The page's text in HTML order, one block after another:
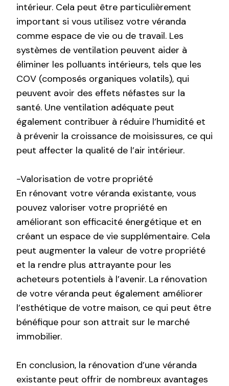
intérieur. Cela peut être particulièrement
important si vous utilisez votre véranda
comme espace de vie ou de travail. Les
systèmes de ventilation peuvent aider à
éliminer les polluants intérieurs, tels que les
COV (composés organiques volatils), qui
peuvent avoir des effets néfastes sur la
santé. Une ventilation adéquate peut
également contribuer à réduire l’humidité et
à prévenir la croissance de moisissures, ce qui
peut affecter la qualité de l’air intérieur.
-Valorisation de votre propriété
En rénovant votre véranda existante, vous
pouvez valoriser votre propriété en
améliorant son efficacité énergétique et en
créant un espace de vie supplémentaire. Cela
peut augmenter la valeur de votre propriété
et la rendre plus attrayante pour les
acheteurs potentiels à l’avenir. La rénovation
de votre véranda peut également améliorer
l’esthétique de votre maison, ce qui peut être
bénéfique pour son attrait sur le marché
immobilier.
En conclusion, la rénovation d’une véranda
existante peut offrir de nombreux avantages